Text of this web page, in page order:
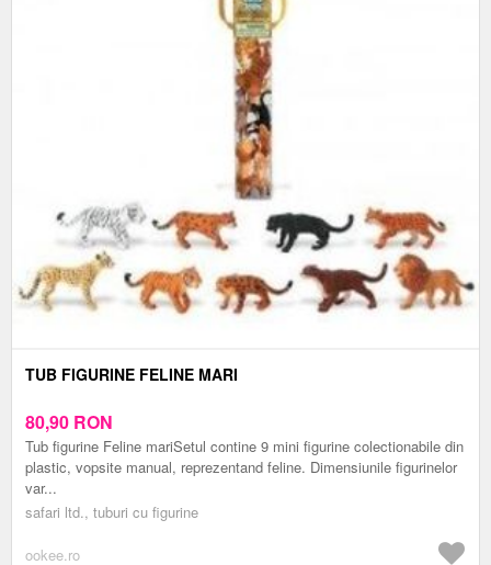
TUB FIGURINE FELINE MARI
80,90 RON
Tub figurine Feline mariSetul contine 9 mini figurine colectionabile din
plastic, vopsite manual, reprezentand feline. Dimensiunile figurinelor
var...
safari ltd., tuburi cu figurine
ookee.ro